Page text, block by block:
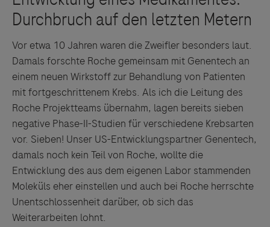
Vor etwa 10 Jahren waren die Zweifler besonders laut.
Damals forschte Roche gemeinsam mit Genentech an
einem neuen Wirkstoff zur Behandlung von Patienten
mit fortgeschrittenem Krebs. Als ich die Leitung des
Roche Projektteams übernahm, lagen bereits sieben
negative Phase-II-Studien für verschiedene Krebsarten
vor. Sieben! Unser US-Entwicklungspartner Genentech,
damals noch kein Teil von Roche, wollte die
Entwicklung des aus dem eigenen Labor stammenden
Moleküls eher einstellen und auch bei Roche herrschte
Unentschlossenheit darüber, ob sich das
Weiterarbeiten lohnt.